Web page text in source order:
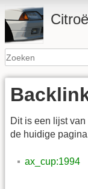
Dit is een lijst
de huidige
ax_cup:1994